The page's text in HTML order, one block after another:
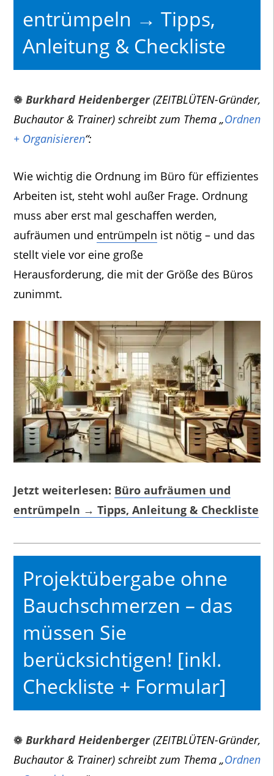
entrümpeln → Tipps,
Anleitung & Checkliste
❁ Burkhard Heidenberger(ZEITBLÜTEN-Gründer,
Buchautor & Trainer) schreibt zum Thema „Ordnen
+ Organisieren“:
Wie wichtig die Ordnung im Büro für effizientes
Arbeiten ist, steht wohl außer Frage. Ordnung
muss aber erst mal geschaffen werden,
aufräumen und entrümpeln ist nötig – und das
stellt viele vor eine große
Herausforderung, die mit der Größe des Büros
zunimmt.
Jetzt weiterlesen: Büro aufräumen und
entrümpeln → Tipps, Anleitung & Checkliste
Projektübergabe ohne
Bauchschmerzen – das
müssen Sie
berücksichtigen! [inkl.
Checkliste + Formular]
❁ Burkhard Heidenberger(ZEITBLÜTEN-Gründer,
Buchautor & Trainer) schreibt zum Thema „Ordnen